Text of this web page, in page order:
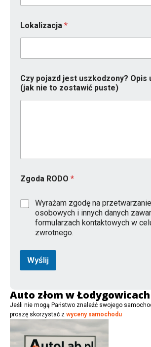
Lokalizacja *
Czy pojazd jest uszkodzony? Opis
(jak nie to zostawić puste)
o
t
a
Zgoda RODO *
Wyrażam zgodę na
osobowych i innych danych
formularzach kontaktowych w
zwrotnego.
Wyślij
Auto złom w Łodygowicach
Jeśli nie mogą Państwo znaleźć swojego
proszę skorzystać z wyceny samochodu